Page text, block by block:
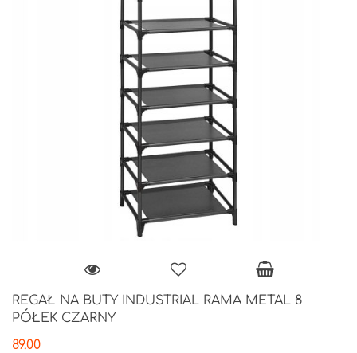
REGAŁ NA BUTY INDUSTRIAL RAMA METAL 8
PÓŁEK CZARNY
89.00